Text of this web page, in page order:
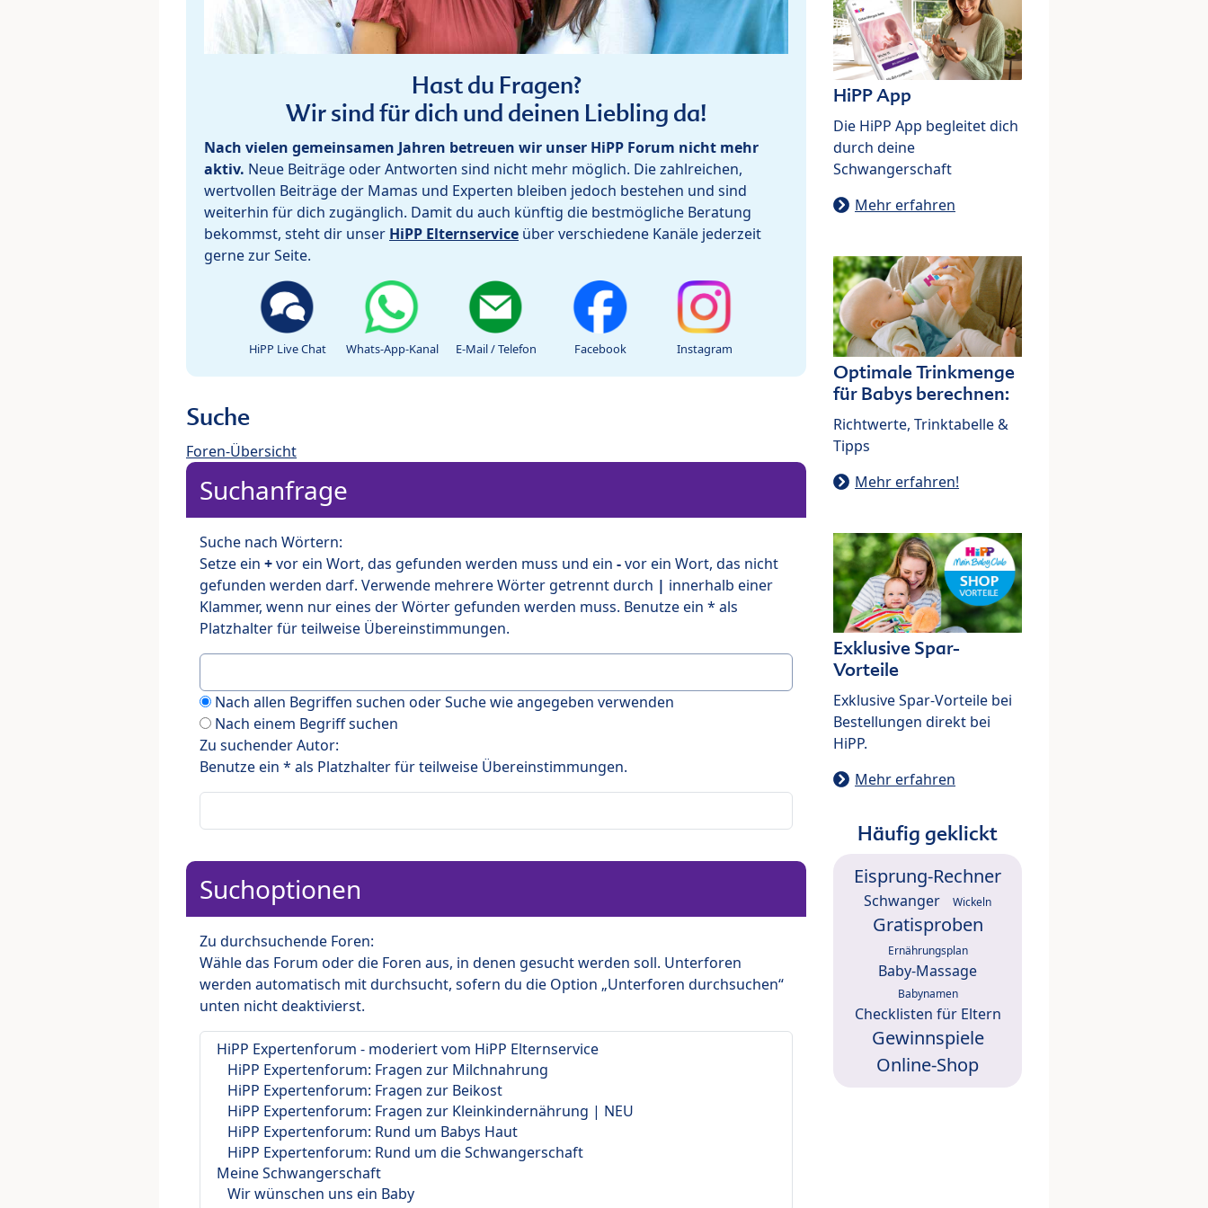
Hast du Fragen?
Wir sind für dich und deinen Liebling da!
Nach vielen gemeinsamen Jahren betreuen wir unser HiPP Forum nicht mehr
aktiv. Neue Beiträge oder Antworten sind nicht mehr möglich. Die zahlreichen,
wertvollen Beiträge der Mamas und Experten bleiben jedoch bestehen und sind
weiterhin für dich zugänglich. Damit du auch künftig die bestmögliche Beratung
bekommst, steht dir unser HiPP Elternservice über verschiedene Kanäle jederzeit
gerne zur Seite.
HiPP Live Chat Whats-App-Kanal E-Mail / Telefon Facebook Instagram
Suche
Foren-Übersicht
Suchanfrage
Suche nach Wörtern:
Setze ein +vor ein Wort, das gefunden werden muss und ein -vor ein Wort, das nicht
gefunden werden darf. Verwende mehrere Wörter getrennt durch | innerhalb einer
Klammer, wenn nur eines der Wörter gefunden werden muss. Benutze ein * als
Platzhalter für teilweise Übereinstimmungen.
Nach allen Begriffen suchen oder Suche wie angegeben verwenden
Nach einem Begriff suchen
Zu suchender Autor:
Benutze ein * als Platzhalter für teilweise Übereinstimmungen.
Suchoptionen
Zu durchsuchende Foren:
Wähle das Forum oder die Foren aus, in denen gesucht werden soll. Unterforen
werden automatisch mit durchsucht, sofern du die Option „Unterforen durchsuchen“
unten nicht deaktivierst.
HiPP App
Die HiPP App begleitet dich
durch deine
Schwangerschaft
Mehr erfahren
Optimale Trinkmenge
für Babys berechnen:
Richtwerte, Trinktabelle &
Tipps
Mehr erfahren!
Exklusive Spar-
Vorteile
Exklusive Spar-Vorteile bei
Bestellungen direkt bei
HiPP.
Mehr erfahren
Häufig geklickt
Eisprung-Rechner
Schwanger Wickeln
Gratisproben
Ernährungsplan
Baby-Massage
Babynamen
Checklisten für Eltern
Gewinnspiele
Online-Shop